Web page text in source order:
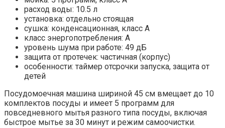
расход воды: 10.5 л
установка: отдельно стоящая
сушка: конденсационная, класс A
класс энергопотребления: A
уровень шума при работе: 49 дБ
защита от протечек: частичная (корпус)
особенности: таймер отсрочки запуска, защита от
детей
Посудомоечная машина шириной 45 см вмещает до 10
комплектов посуды и имеет 5 программ для
повседневного мытья разного типа посуды, включая
быстрое мытье за 30 минут и режим самоочистки.